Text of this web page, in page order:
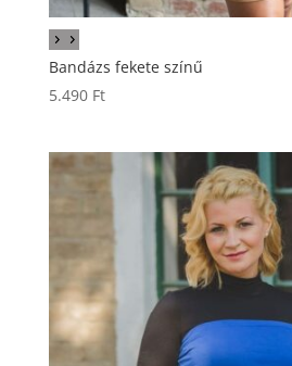
Bandázs fekete színű
5.490 Ft